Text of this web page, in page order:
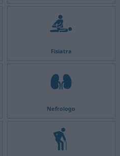
Fisiatra
Nefrologo